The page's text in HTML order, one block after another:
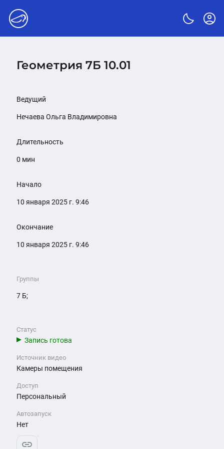
Геометрия 7Б 10.01
Ведущий
Нечаева Ольга Владимировна
Длительность
0 мин
Начало
10 января 2025 г. 9:46
Окончание
10 января 2025 г. 9:46
Группы
7 Б;
Статус
Запись готова
Источник видео
Камеры помещения
Доступ
Персональный
Автозапуск
Нет
link